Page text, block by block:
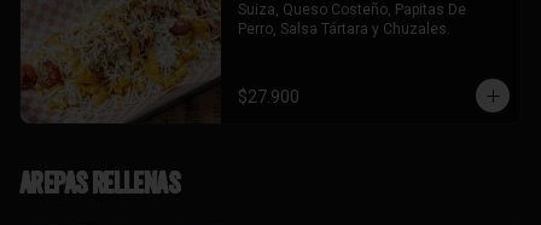
Suiza, Queso Costeño, Papitas De
Perro, Salsa Tártara y Chuzales.
$27.900
Arepas Rellenas